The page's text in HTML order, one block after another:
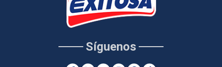
Síguenos